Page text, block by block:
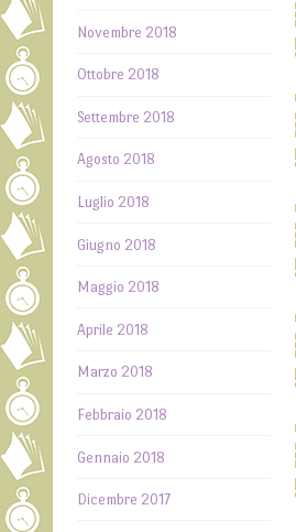
Novembre 2018
Ottobre 2018
Settembre 2018
Agosto 2018
Luglio 2018
Giugno 2018
Maggio 2018
Aprile 2018
Marzo 2018
Febbraio 2018
Gennaio 2018
Dicembre 2017